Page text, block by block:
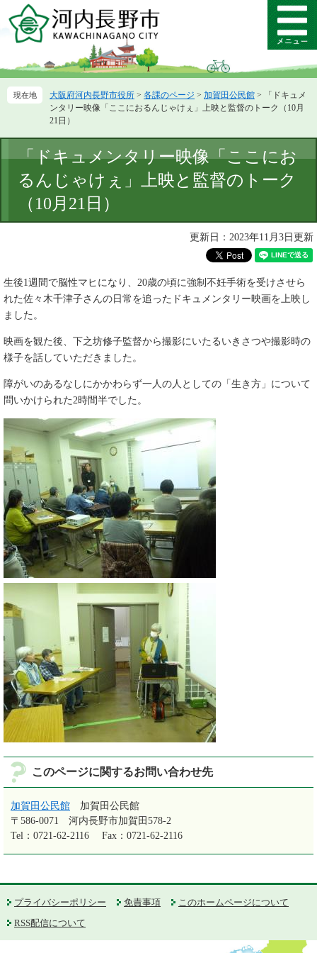
ー
先
ニ
を
本
文
メ
ニ
ー
大阪府河内長野市役所 > 各課のページ > 加賀田公民館 >
「ドキュメ
ンタリー映像「ここにおるんじゃけぇ」上映と監督のトーク（10月
21日）
文
「ドキュメンタリー映像「ここにお
るんじゃけぇ」上映と監督のトーク
（10月21日）
更新日：2023年11月3日更新
生後1週間で脳性マヒになり、20歳の頃に強制不妊手術を受けさせら
れた佐々木千津子さんの日常を追ったドキュメンタリー映画を上映し
ました。
映画を観た後、下之坊修子監督から撮影にいたるいきさつや撮影時の
様子を話していただきました。
障がいのあるなしにかかわらず一人の人としての「生き方」について
問いかけられた2時間半でした。
このページに関するお問い合わせ先
加賀田公民館
加賀田公民館
〒586-0071
河内長野市加賀田578-2
Tel：0721-62-2116
Fax：0721-62-2116
プライバシーポリシー 免責事項
このホームページについて
RSS配信について